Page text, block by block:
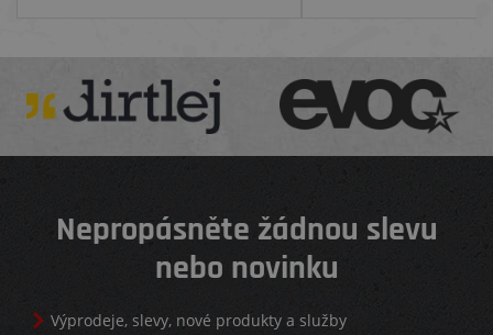
Nepropásněte žádnou slevu
nebo novinku
Výprodeje, slevy, nové produkty a služby